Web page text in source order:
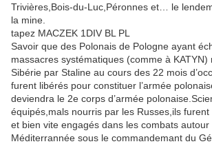
Trivières,Bois-du-Luc,Péronnes et… le
la mine.
tapez MACZEK 1DIV BL PL
Savoir que des Polonais de Pologne ayant
massacres systématiques (comme à KATYN)
Sibérie par Staline au cours des 22 mois
furent libérés pour constituer l’armée
deviendra le 2e corps d’armée
équipés,mals nourris par les Russes,ils
et bien vite engagés dans les combats autour
Méditerrannée sous le commandemant du